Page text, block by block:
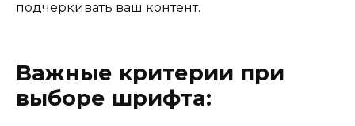
подчеркивать ваш контент.
Важные критерии при
выборе шрифта: